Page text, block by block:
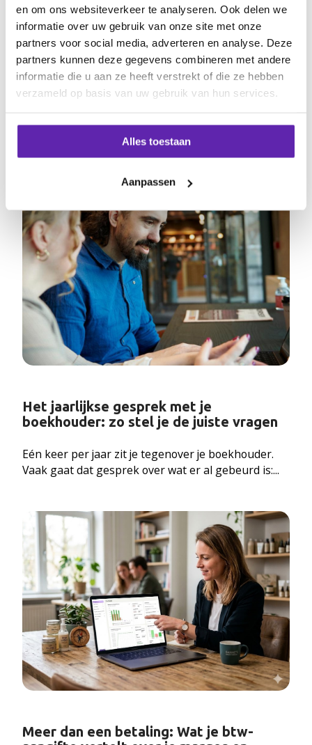
en om ons websiteverkeer te analyseren. Ook delen we
informatie over uw gebruik van onze site met onze
partners voor social media, adverteren en analyse. Deze
partners kunnen deze gegevens combineren met andere
informatie die u aan ze heeft verstrekt of die ze hebben
verzameld op basis van uw gebruik van hun services.
Alles toestaan
Aanpassen
Related blog posts
Het jaarlijkse gesprek met je
boekhouder: zo stel je de juiste vragen
Eén keer per jaar zit je tegenover je boekhouder.
Vaak gaat dat gesprek over wat er al gebeurd is:...
Meer dan een betaling: Wat je btw-